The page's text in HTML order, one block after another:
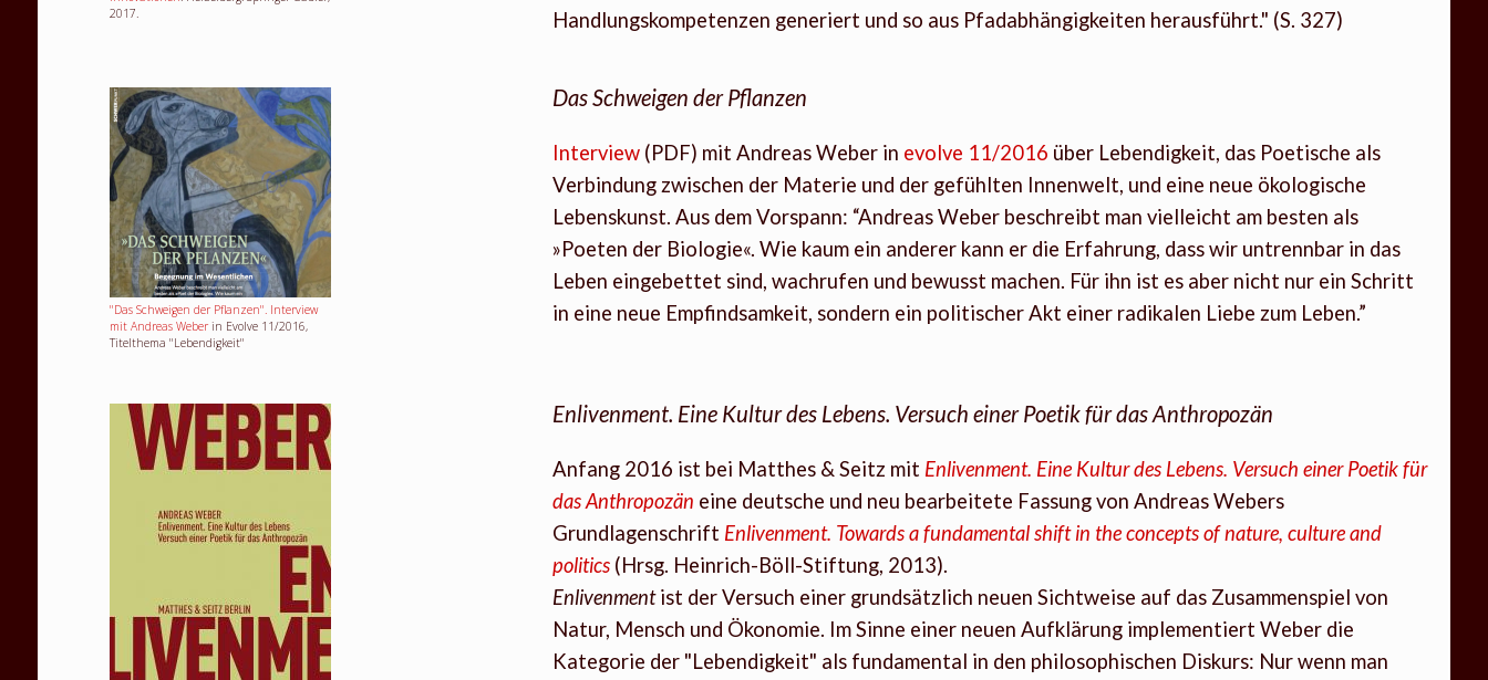
2017.
Handlungskompetenzen generiert und so aus Pfadabhängigkeiten herausführt." (S. 327)
"Das Schweigen der Pflanzen". Interview
mit Andreas Weber in Evolve 11/2016,
Titelthema "Lebendigkeit"
Das Schweigen der Pflanzen
Interview(PDF) mit Andreas Weber in evolve 11/2016 über Lebendigkeit, das Poetische als
Verbindung zwischen der Materie und der gefühlten Innenwelt, und eine neue ökologische
Lebenskunst. Aus dem Vorspann: “Andreas Weber beschreibt man vielleicht am besten als
»Poeten der Biologie«. Wie kaum ein anderer kann er die Erfahrung, dass wir untrennbar in das
Leben eingebettet sind, wachrufen und bewusst machen. Für ihn ist es aber nicht nur ein Schritt
in eine neue Empfindsamkeit, sondern ein politischer Akt einer radikalen Liebe zum Leben.”
Enlivenment. Eine Kultur des Lebens. Versuch einer Poetik für das Anthropozän
Anfang 2016 ist bei Matthes & Seitz mit Enlivenment. Eine Kultur des Lebens. Versuch einer Poetik für
das Anthropozän eine deutsche und neu bearbeitete Fassung von Andreas Webers
Grundlagenschrift Enlivenment. Towards a fundamental shift in the concepts of nature, culture and
politics(Hrsg. Heinrich-Böll-Stiftung, 2013).
Enlivenmentist der Versuch einer grundsätzlich neuen Sichtweise auf das Zusammenspiel von
Natur, Mensch und Ökonomie. Im Sinne einer neuen Aufklärung implementiert Weber die
Kategorie der "Lebendigkeit" als fundamental in den philosophischen Diskurs: Nur wenn man